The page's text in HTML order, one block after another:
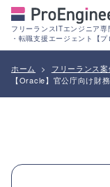
フリーランスITエンジニア専
・転職支援エージェント【プ
ホーム > フリーランス案
【Oracle】官公庁向け財